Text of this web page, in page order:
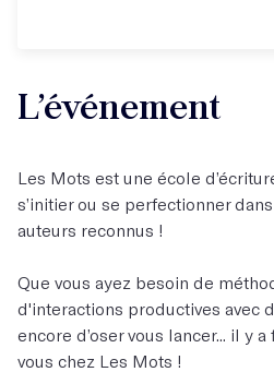
L’événement
Les Mots est une école
s’initier ou se perfectionner
auteurs reconnus !
Que vous ayez besoin de
d'interactions productives avec
encore d’oser vous lancer... il y
vous chez Les Mots !